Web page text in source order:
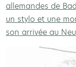
allemandes de
un stylo et une
son arrivée au